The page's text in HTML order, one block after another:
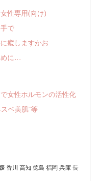
性専用(向け)
で
癒しますかお
めに…
女性ホルモンの活性化
ベ美肌”等
香川 高知 徳島 福岡 兵庫 長